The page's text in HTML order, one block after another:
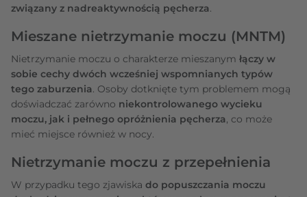
związany z nadreaktywnością pęcherza.
Mieszane nietrzymanie moczu (MNTM)
Nietrzymanie moczu o charakterze mieszanym łączy w
sobie cechy dwóch wcześniej wspomnianych typów
tego zaburzenia. Osoby dotknięte tym problemem mogą
doświadczać zarówno niekontrolowanego wycieku
moczu, jak i pełnego opróżnienia pęcherza, co może
mieć miejsce również w nocy.
Nietrzymanie moczu z przepełnienia
W przypadku tego zjawiska do popuszczania moczu